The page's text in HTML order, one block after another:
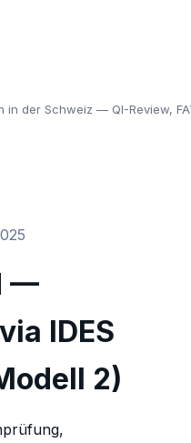
in der Schweiz — QI-Review,
—
IDES
2)